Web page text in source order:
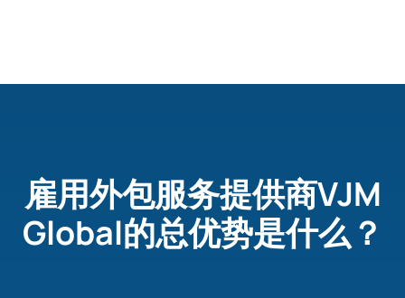
雇用外包服务提供商VJM
Global的总优势是什么？